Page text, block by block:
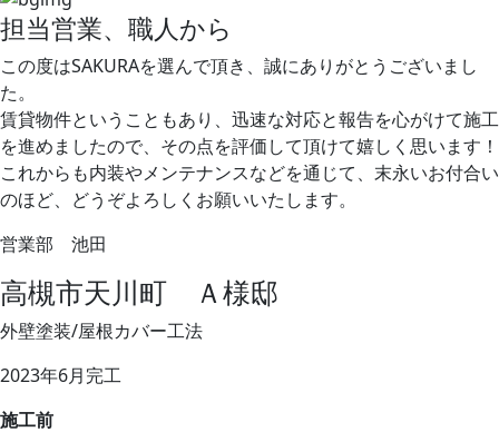
担当営業、職人から
この度はSAKURAを選んで頂き、誠にありがとうございまし
た。
賃貸物件ということもあり、迅速な対応と報告を心がけて施工
を進めましたので、その点を評価して頂けて嬉しく思います！
これからも内装やメンテナンスなどを通じて、末永いお付合い
のほど、どうぞよろしくお願いいたします。
営業部 池田
高槻市天川町 Ａ様邸
外壁塗装/屋根カバー工法
2023年6月完工
施工前